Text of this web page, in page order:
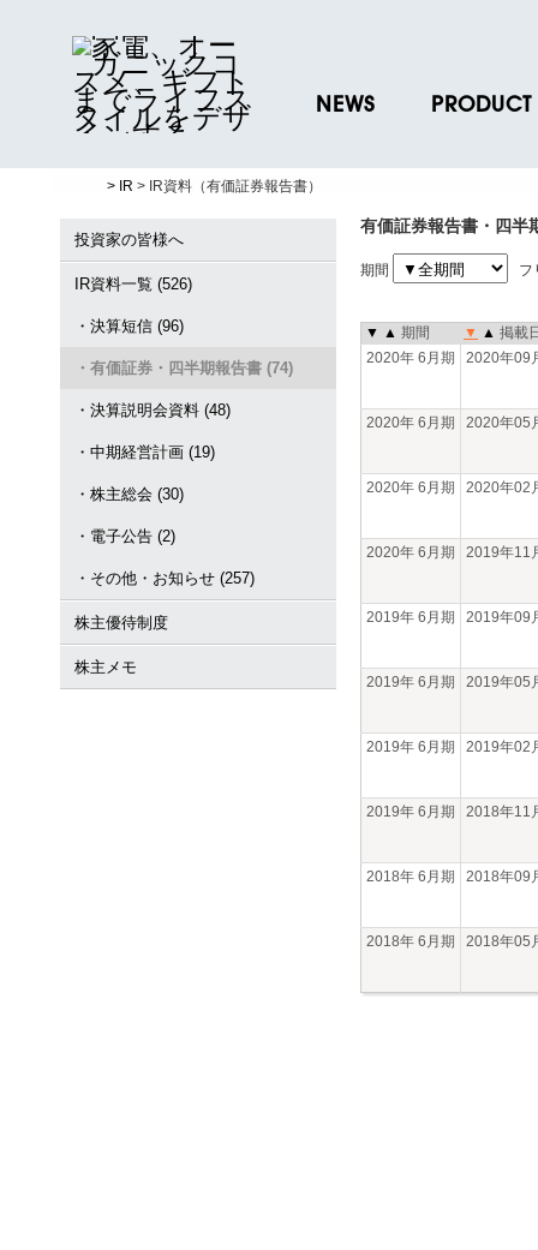
NEWS
プレスリリース
PRODUCT
ノベルティグッ
お取引先様 会員
> IR > IR資料（有価証券報告書）
投資家の皆様へ
IR資料一覧 (526)
・決算短信 (96)
・有価証券・四半期報告書 (74)
・決算説明会資料 (48)
・中期経営計画 (19)
・株主総会 (30)
・電子公告 (2)
・その他・お知らせ (257)
株主優待制度
株主メモ
有価証券報告書・四半
期間 フ
▼ ▲ 期間 ▼ ▲ 掲載
2020年 6月期
2020年09
2020年 6月期 2020年05
2020年 6月期 2020年02
2020年 6月期 2019年11
2019年 6月期 2019年09
2019年 6月期 2019年05
2019年 6月期 2019年02
2019年 6月期 2018年11
2018年 6月期 2018年09
2018年 6月期 2018年05